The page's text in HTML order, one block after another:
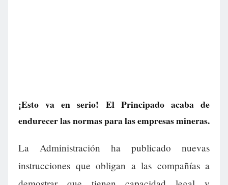
¡Esto va en serio! El Principado acaba de
endurecer las normas para las empresas mineras.
La Administración ha publicado nuevas
instrucciones que obligan a las compañías a